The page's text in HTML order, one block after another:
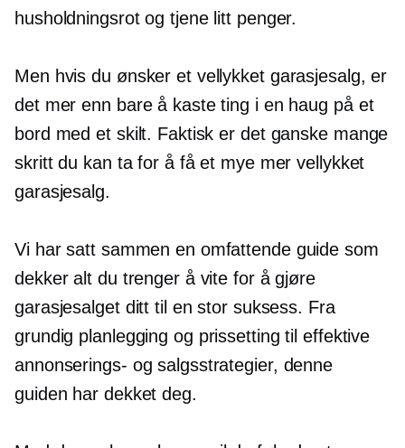
husholdningsrot og tjene litt penger.
Men hvis du ønsker et vellykket garasjesalg, er
det mer enn bare å kaste ting i en haug på et
bord med et skilt. Faktisk er det ganske mange
skritt du kan ta for å få et mye mer vellykket
garasjesalg.
Vi har satt sammen en omfattende guide som
dekker alt du trenger å vite for å gjøre
garasjesalget ditt til en stor suksess. Fra
grundig planlegging og prissetting til effektive
annonserings- og salgsstrategier, denne
guiden har dekket deg.